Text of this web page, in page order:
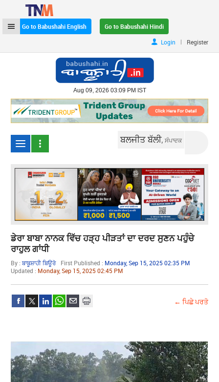
Go to Babushahi English
Go to Babushahi Hindi
Login
| Register
Aug 09, 2026 03:09 PM IST
ਬਲਜੀਤ ਬੱਲੀ,ਸੰਪਾਦਕ
ਡੇਰਾ ਬਾਬਾ ਨਾਨਕ ਵਿੱਚ ਹੜ੍ਹ ਪੀੜਤਾਂ ਦਾ ਦਰਦ ਸੁਣਨ ਪਹੁੰਚੇ
ਰਾਹੁਲ ਗਾਂਧੀ
By :ਬਾਬੂਸ਼ਾਹੀ ਬਿਊਰੋ First Published : Monday, Sep 15, 2025 02:35 PM
Updated : Monday, Sep 15, 2025 02:45 PM
← ਪਿਛੇ ਪਰਤੋ